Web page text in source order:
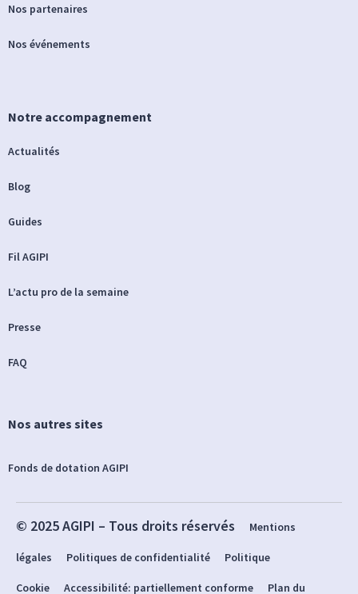
Nos partenaires
Nos événements
Notre accompagnement
Actualités
Blog
Guides
Fil AGIPI
L’actu pro de la semaine
Presse
FAQ
Nos autres sites
Fonds de dotation AGIPI
© 2025 AGIPI – Tous droits réservés Mentions
légales Politiques de confidentialité Politique
Cookie Accessibilité: partiellement conforme Plan du